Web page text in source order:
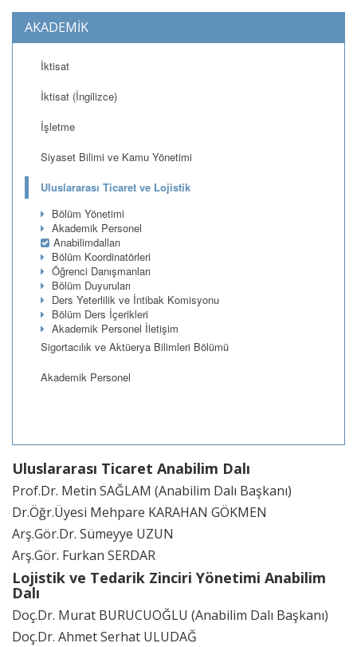
AKADEMİK
İktisat
İktisat (İngilizce)
İşletme
Siyaset Bilimi ve Kamu Yönetimi
Uluslararası Ticaret ve Lojistik
Bölüm Yönetimi
Akademik Personel
Anabilimdalları
Bölüm Koordinatörleri
Öğrenci Danışmanları
Bölüm Duyuruları
Ders Yeterlilik ve İntibak Komisyonu
Bölüm Ders İçerikleri
Akademik Personel İletişim
Sigortacılık ve Aktüerya Bilimleri Bölümü
Akademik Personel
Uluslararası Ticaret Anabilim Dalı
Prof.Dr. Metin SAĞLAM (Anabilim Dalı Başkanı)
Dr.Öğr.Üyesi Mehpare KARAHAN GÖKMEN
Arş.Gör.Dr. Sümeyye UZUN
Arş.Gör. Furkan SERDAR
Lojistik ve Tedarik Zinciri Yönetimi Anabilim
Dalı
Doç.Dr. Murat BURUCUOĞLU (Anabilim Dalı Başkanı)
Doç.Dr. Ahmet Serhat ULUDAĞ